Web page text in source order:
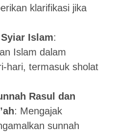
klarifikasi jika
Islam:
Islam dalam
hari, termasuk sholat
Rasul dan
: Mengajak
sunnah